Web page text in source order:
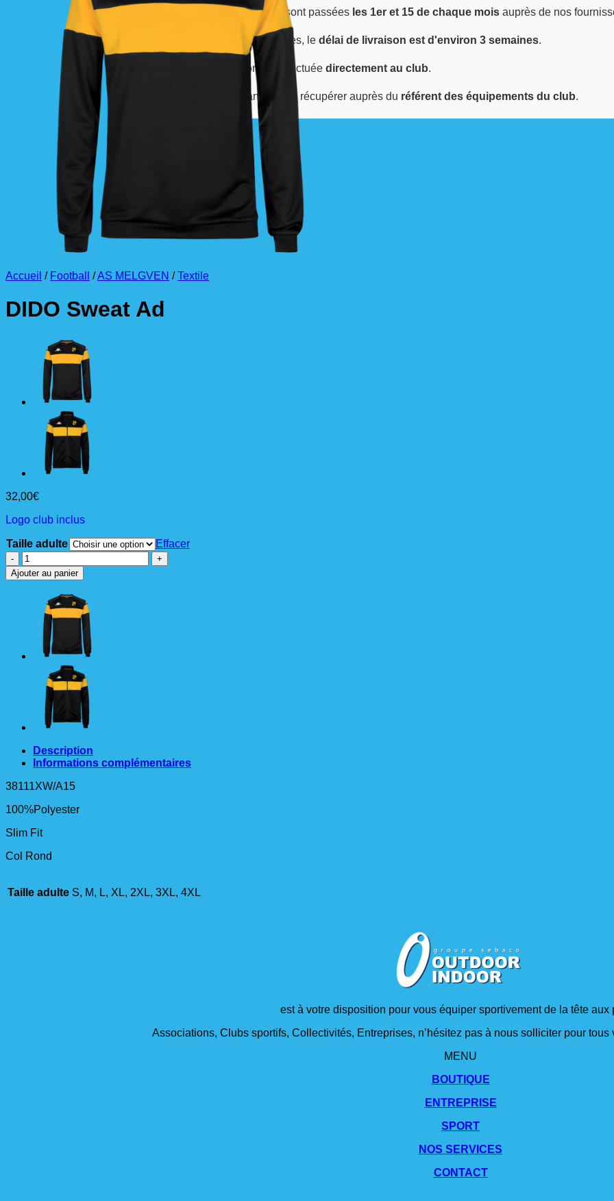
Les commandes sont passées les 1er et 15 de chaque moisauprès de nos
À partir de ces dates, le délai de livraison est d'environ 3 semaines.
La livraison est effectuée directement au club.
La commande est à récupérer auprès du référent des équipements du club.
Accueil / Football /AS MELGVEN / Textile
DIDO Sweat Ad
32,00€
Logo club inclus
Taille adulte
Effacer
quantité
de
DIDO
Ajouter au panier
Description
Informations complémentaires
38111XW/A15
100%Polyester
Slim Fit
Col Rond
Taille adulte S, M, L, XL, 2XL, 3XL, 4XL
est à votre disposition pour vous équiper sportivement de la tête aux
Associations, Clubs sportifs, Collectivités, Entreprises, n’hésitez pas à nous solliciter pour
MENU
BOUTIQUE
ENTREPRISE
SPORT
NOS SERVICES
CONTACT